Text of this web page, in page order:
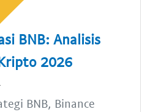
BNB: Analisis
2026
BNB, Binance